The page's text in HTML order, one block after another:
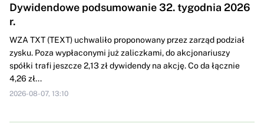
Dywidendowe podsumowanie 32. tygodnia 2026
r.
WZA TXT (TEXT) uchwaliło proponowany przez zarząd podział
zysku. Poza wypłaconymi już zaliczkami, do akcjonariuszy
spółki trafi jeszcze 2,13 zł dywidendy na akcję. Co da łącznie
4,26 zł...
2026-08-07, 13:10